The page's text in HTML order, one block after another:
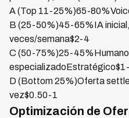
A (Top 11-25%)65-
B (25-50%)45-65%IA
veces/semana$2-4
C (50-75%)25-45%Humano
D (Bottom 25%)Oferta
vez$0.50-1
Optimización de